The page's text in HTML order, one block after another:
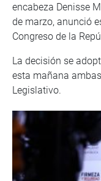
encabeza Denisse
de marzo, anunció
Congreso de la
La decisión se
esta mañana
Legislativo.